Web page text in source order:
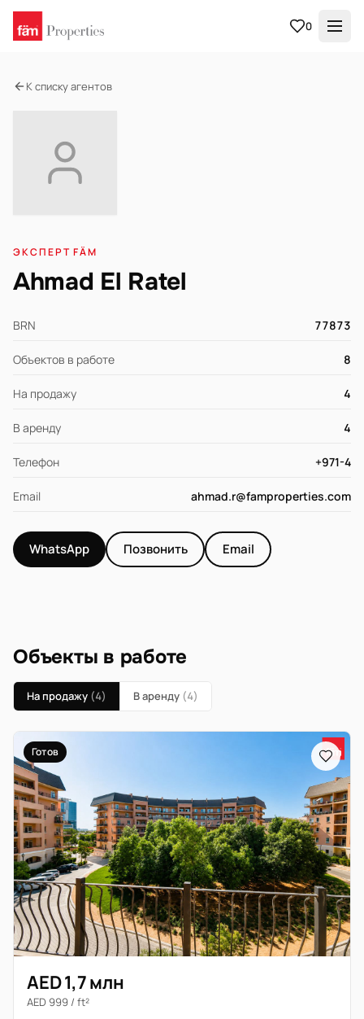
0
К списку агентов
ЭКСПЕРТ FÄM
Ahmad El Ratel
BRN 77873
Объектов в работе 8
На продажу 4
В аренду 4
Телефон +971-4
Email ahmad.r@famproperties.com
WhatsApp Позвонить Email
Объекты в работе
На продажу (4) В аренду (4)
Готов
AED 1,7 млн
AED 999 / ft²